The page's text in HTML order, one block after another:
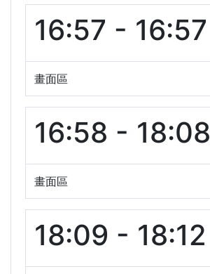
16:57 - 16:57
畫面區
16:58 - 18:08
畫面區
18:09 - 18:12